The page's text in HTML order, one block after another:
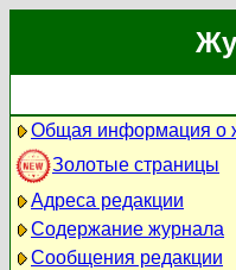
Общая информация о
Золотые страницы
Адреса редакции
Содержание журнала
Сообщения редакции